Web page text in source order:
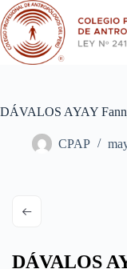
Saltar
al
contenido
DÁVALOS AYAY
CPAP
DÁVALOS